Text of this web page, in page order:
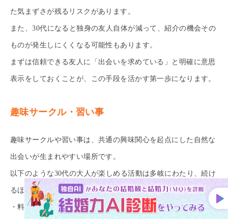
た気まずさが残るリスクがあります。
また、30代になると独身の友人自体が減って、紹介の機会その
ものが発生しにくくなる可能性もあります。
まずは信頼できる友人に「出会いを求めている」と明確に意思
表示をしておくことが、この手段を活かす第一歩になります。
趣味サークル・習い事
趣味サークルや習い事は、共通の興味関心を起点にした自然な
出会いが生まれやすい場所です。
以下のような30代の大人が楽しめる活動は多岐にわたり、続け
るほど人間関係が深まっていくのが特徴です。
・料理教室